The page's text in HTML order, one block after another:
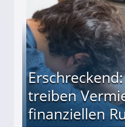
treiben
finanziellen